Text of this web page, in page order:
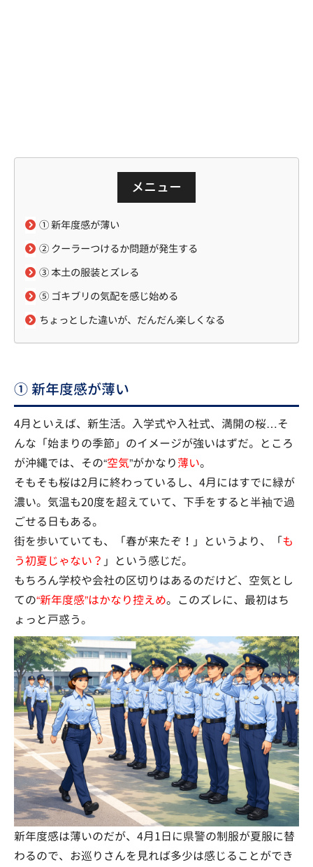
メニュー
① 新年度感が薄い
② クーラーつけるか問題が発生する
③ 本土の服装とズレる
⑤ ゴキブリの気配を感じ始める
ちょっとした違いが、だんだん楽しくなる
① 新年度感が薄い
4月といえば、新生活。入学式や入社式、満開の桜…そ
んな「始まりの季節」のイメージが強いはずだ。ところ
が沖縄では、その“空気”がかなり薄い。
そもそも桜は2月に終わっているし、4月にはすでに緑が
濃い。気温も20度を超えていて、下手をすると半袖で過
ごせる日もある。
街を歩いていても、「春が来たぞ！」というより、「も
う初夏じゃない？ 」という感じだ。
もちろん学校や会社の区切りはあるのだけど、空気とし
ての“新年度感”はかなり控えめ。このズレに、最初はち
ょっと戸惑う。
新年度感は薄いのだが、4月1日に県警の制服が夏服に替
わるので、お巡りさんを見れば多少は感じることができ